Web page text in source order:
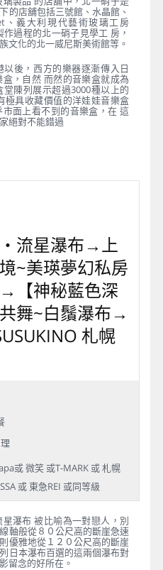
的店舖包括三號館、水晶館、
、義大利現代藝術玻璃工房
過程的北一硝子見學工 房，
文化的北一威尼斯美術館等。
以後，西方的樂器逐漸傳入日
，自然 而然的音樂盒就成為
陳列展示超過3000種以上的
極具收藏價值的洋娃娃音樂盒
面上看不到的音樂盒，在 這
絕對不能錯過
流星瀑布→上
~美瑛夢幻私房
【神秘藍色深
舞~白鬚瀑布→
札幌
或 微笑 或T-MARK 或 札幌
或 東急REI 或同等級
星瀑布 被比喻為一對戀人，別
軸般從８０公尺高的斷崖急速
優雅地從１２０公尺高的斷崖
日本瀑布百選的這兩個瀑布對
留念的好所在。